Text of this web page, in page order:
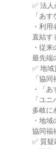
✅ 法人
「あ
・利
直結す
・従
最先端
✅ 地
「協
・「
「ユ
多岐に
・地
協同福
✅ 質疑